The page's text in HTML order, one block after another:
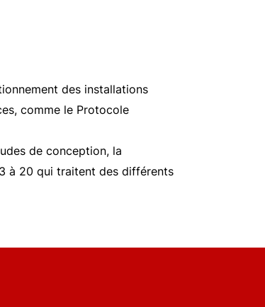
des installations
comme le Protocole
de conception, la
à 20 qui traitent des différents